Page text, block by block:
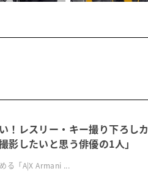
！レスリー・キー撮り下ろしカ
影したいと思う俳優の1人」
る「A|X Armani ...